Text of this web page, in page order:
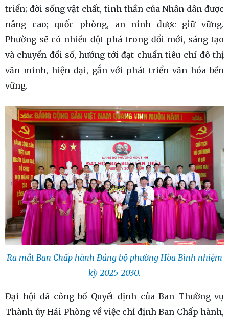
triển; đời sống vật chất, tinh thần của Nhân dân được
nâng cao; quốc phòng, an ninh được giữ vững.
Phường sẽ có nhiều đột phá trong đổi mới, sáng tạo
và chuyển đổi số, hướng tới đạt chuẩn tiêu chí đô thị
văn minh, hiện đại, gắn với phát triển văn hóa bền
vững.
Ra mắt Ban Chấp hành Đảng bộ phường Hòa Bình nhiệm
kỳ 2025-2030.
Đại hội đã công bố Quyết định của Ban Thường vụ
Thành ủy Hải Phòng về việc chỉ định Ban Chấp hành,